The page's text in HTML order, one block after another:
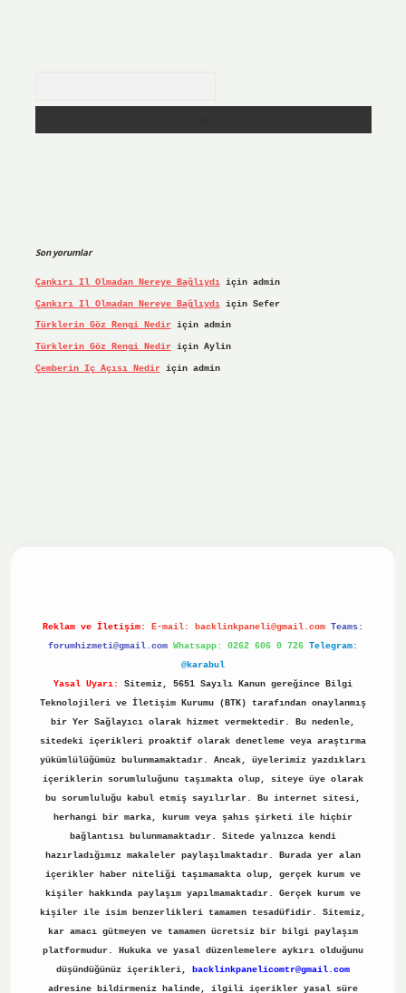
Son yorumlar
Çankırı Il Olmadan Nereye Bağlıydıiçin admin
Çankırı Il Olmadan Nereye Bağlıydıiçin Sefer
Türklerin Göz Rengi Nediriçin admin
Türklerin Göz Rengi Nediriçin Aylin
Çemberin Iç Açısı Nediriçin admin
Reklam ve İletişim: E-mail: backlinkpaneli@gmail.com Teams:
forumhizmeti@gmail.com Whatsapp: 0262 606 0 726 Telegram:
@karabul
Yasal Uyarı:
Sitemiz, 5651 Sayılı Kanun gereğince Bilgi
Teknolojileri ve İletişim Kurumu (BTK) tarafından onaylanmış
bir Yer Sağlayıcı olarak hizmet vermektedir. Bu nedenle,
sitedeki içerikleri proaktif olarak denetleme veya araştırma
yükümlülüğümüz bulunmamaktadır. Ancak, üyelerimiz yazdıkları
içeriklerin sorumluluğunu taşımakta olup, siteye üye olarak
bu sorumluluğu kabul etmiş sayılırlar. Bu internet sitesi,
herhangi bir marka, kurum veya şahıs şirketi ile hiçbir
bağlantısı bulunmamaktadır. Sitede yalnızca kendi
hazırladığımız makaleler paylaşılmaktadır. Burada yer alan
içerikler haber niteliği taşımamakta olup, gerçek kurum ve
kişiler hakkında paylaşım yapılmamaktadır. Gerçek kurum ve
kişiler ile isim benzerlikleri tamamen tesadüfidir. Sitemiz,
kar amacı gütmeyen ve tamamen ücretsiz bir bilgi paylaşım
platformudur. Hukuka ve yasal düzenlemelere aykırı olduğunu
düşündüğünüz içerikleri,
backlinkpanelicomtr@gmail.com
adresine bildirmeniz halinde, ilgili içerikler yasal süre